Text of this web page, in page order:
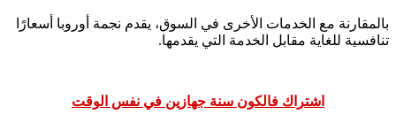
بالمقارنة مع الخدمات الأخرى في السوق، يقدم نجمة أوروبا أسعارًا
تنافسية للغاية مقابل الخدمة التي يقدمها.
اشتراك فالكون سنة جهازين في نفس الوقت